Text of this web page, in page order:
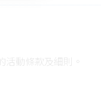
動條款及細則。